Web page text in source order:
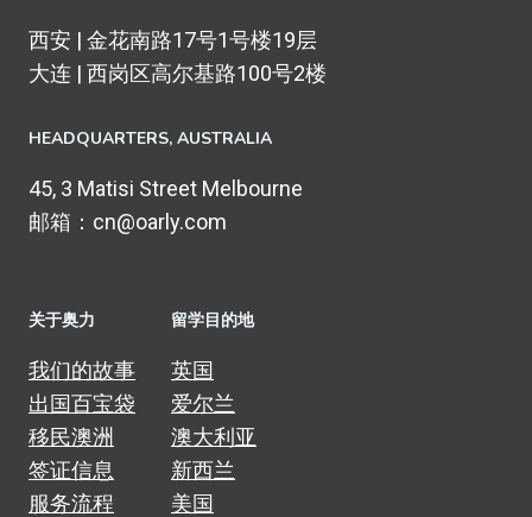
西安 | 金花南路17号1号楼19层
大连 | 西岗区高尔基路100号2楼
HEADQUARTERS​, AUSTRALIA
45, 3 Matisi Street Melbourne
邮箱：cn@oarly.com
关于奥力
我们的故事
出国百宝袋
移民澳洲
签证信息
服务流程
留学目的地
英国
爱尔兰
澳大利亚
新西兰
美国